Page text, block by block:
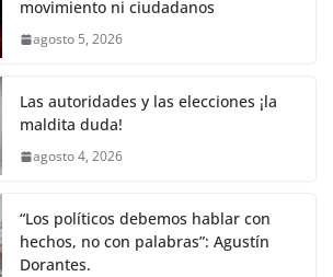
A
p
Li
k
a
movimiento ni ciudadanos
agosto 5, 2026
Las autoridades y las elecciones ¡la
maldita duda!
agosto 4, 2026
“Los políticos debemos hablar con
hechos, no con palabras”: Agustín
Dorantes.